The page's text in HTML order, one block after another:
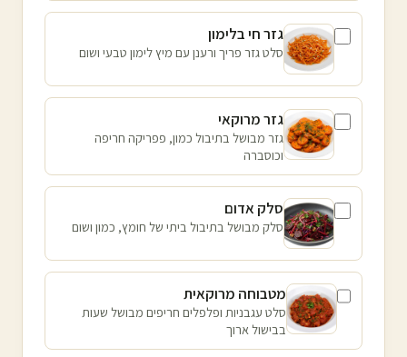
גזר חי בלימון
סלט גזר פריך ורענן עם מיץ לימון טבעי ושום
גזר מרוקאי
גזר מבושל בתיבול כמון, פפריקה חריפה
וכוסברה
סלק אדום
סלק מבושל בתיבול ביתי של חומץ, כמון ושום
מטבוחה מרוקאית
סלט עגבניות ופלפלים חריפים מבושל שעות
בבישול ארוך